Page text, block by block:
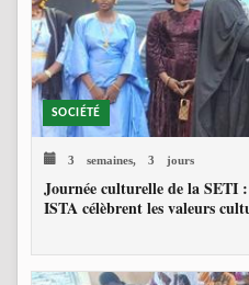
SOCIÉTÉ
3 semaines, 3 jours
Journée culturelle de la SETI
ISTA célèbrent les valeurs